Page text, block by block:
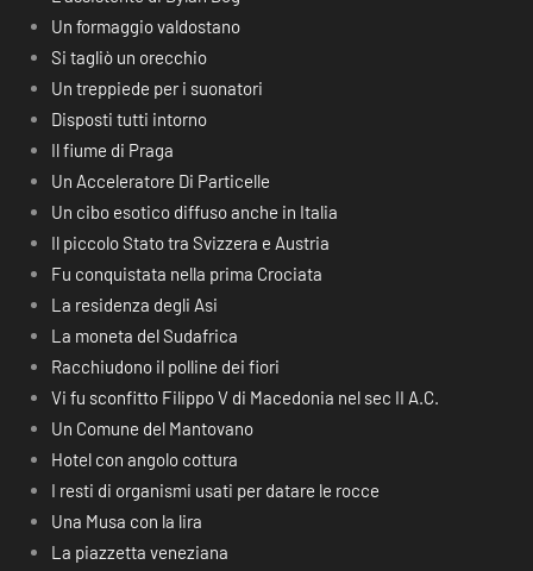
Un formaggio valdostano
Si tagliò un orecchio
Un treppiede per i suonatori
Disposti tutti intorno
Il fiume di Praga
Un Acceleratore Di Particelle
Un cibo esotico diffuso anche in Italia
Il piccolo Stato tra Svizzera e Austria
Fu conquistata nella prima Crociata
La residenza degli Asi
La moneta del Sudafrica
Racchiudono il polline dei fiori
Vi fu sconfitto Filippo V di Macedonia nel sec II A.C.
Un Comune del Mantovano
Hotel con angolo cottura
I resti di organismi usati per datare le rocce
Una Musa con la lira
La piazzetta veneziana